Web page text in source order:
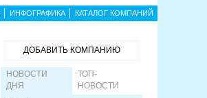
ИНФОГРАФИКА КАТАЛОГ КОМПАНИЙ
ДОБАВИТЬ КОМПАНИЮ
НОВОСТИ
ДНЯ
ТОП-
НОВОСТИ